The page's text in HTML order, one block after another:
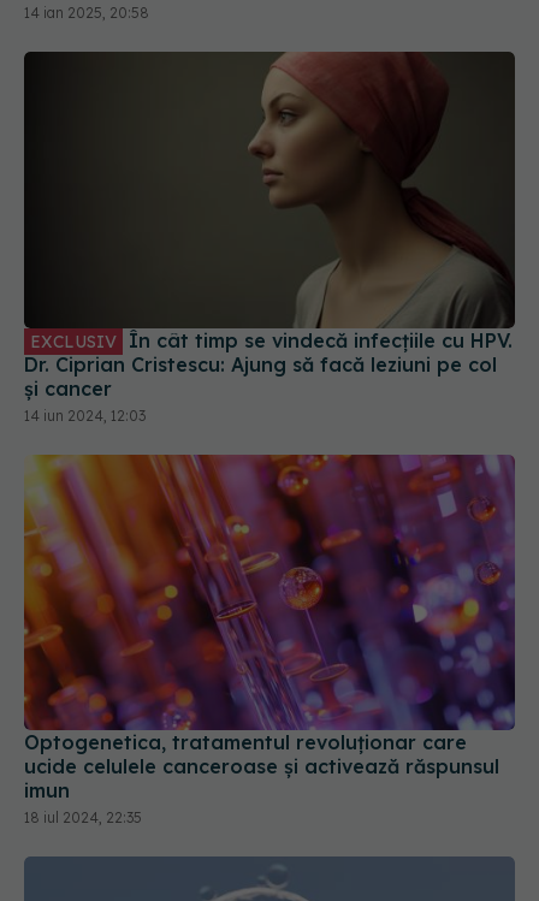
14 ian 2025, 20:58
EXCLUSIV
Dr. Ciprian Cristescu: Ajung să facă leziuni pe col
și cancer
14 iun 2024, 12:03
Optogenetica, tratamentul revoluționar care
ucide celulele canceroase și activează răspunsul
imun
18 iul 2024, 22:35